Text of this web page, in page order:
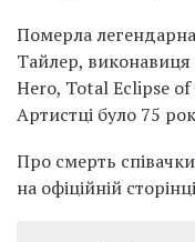
Померла
Тайлер, виконавиця
Hero, Total Eclipse
Артистці було 75
Про смерть співачки
на офіційній